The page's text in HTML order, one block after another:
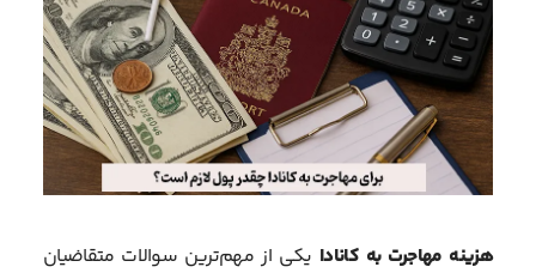
هزینه مهاجرت به کانادا یکی از مهم‌ترین سوالات متقاضیان